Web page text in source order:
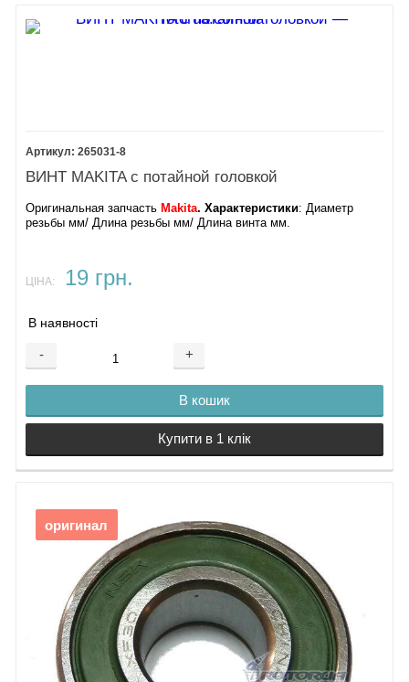
265031-8
ВИНТ MAKITA с потайной головкой
Оригинальная запчасть Makita. Характеристики: ​Диаметр
резьбы мм/ Длина резьбы мм/ Длина винта мм.
ЦІНА: 19 грн.
В наявності
- +
В кошик
Купити в 1 клік
оригинал